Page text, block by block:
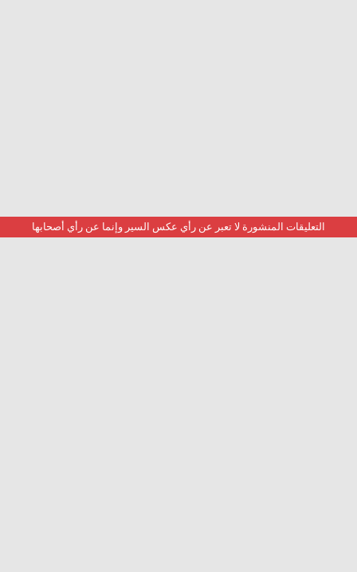
التعليقات المنشورة لا تعبر عن رأي عكس السير وإنما عن رأي أصحابها